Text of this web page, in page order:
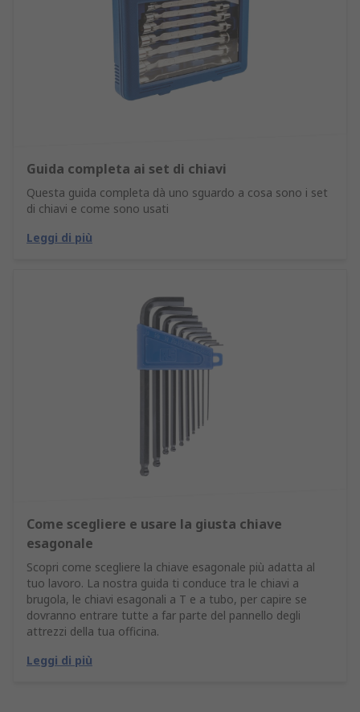
Guida completa ai set di chiavi
Questa guida completa dà uno sguardo a cosa sono i set
di chiavi e come sono usati
Leggi di più
Come scegliere e usare la giusta chiave
esagonale
Scopri come scegliere la chiave esagonale più adatta al
tuo lavoro. La nostra guida ti conduce tra le chiavi a
brugola, le chiavi esagonali a T e a tubo, per capire se
dovranno entrare tutte a far parte del pannello degli
attrezzi della tua officina.
Leggi di più